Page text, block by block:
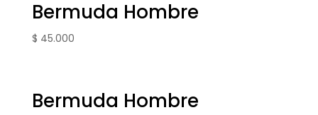
Bermuda Hombre
$ 45.000
Bermuda Hombre